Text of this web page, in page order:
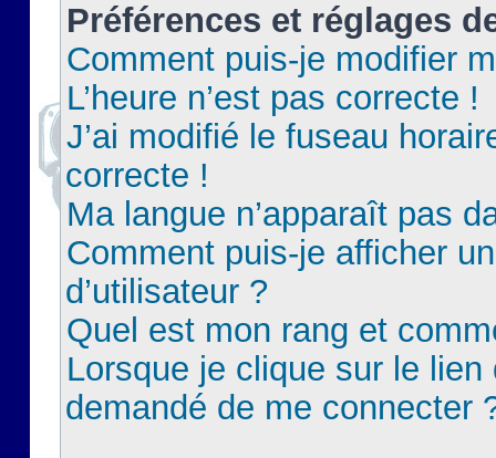
Préférences et réglages
Comment puis-je modifier
L’heure n’est pas correcte !
J’ai modifié le fuseau
correcte !
Ma langue n’apparaît pas
Comment puis-je afficher
d’utilisateur ?
Quel est mon rang et
Lorsque je clique sur le lien
demandé de me connecter